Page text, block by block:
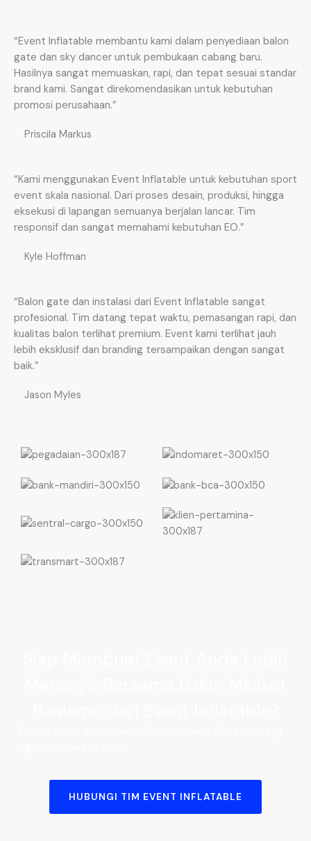
“Event Inflatable membantu kami dalam penyediaan balon
gate dan sky dancer untuk pembukaan cabang baru.
Hasilnya sangat memuaskan, rapi, dan tepat sesuai standar
brand kami. Sangat direkomendasikan untuk kebutuhan
promosi perusahaan.”
Priscila Markus
“Kami menggunakan Event Inflatable untuk kebutuhan sport
event skala nasional. Dari proses desain, produksi, hingga
eksekusi di lapangan semuanya berjalan lancar. Tim
responsif dan sangat memahami kebutuhan EO.”
Kyle Hoffman
“Balon gate dan instalasi dari Event Inflatable sangat
profesional. Tim datang tepat waktu, pemasangan rapi, dan
kualitas balon terlihat premium. Event kami terlihat jauh
lebih eksklusif dan branding tersampaikan dengan sangat
baik.”
Jason Myles
HUBUNGI TIM EVENT INFLATABLE